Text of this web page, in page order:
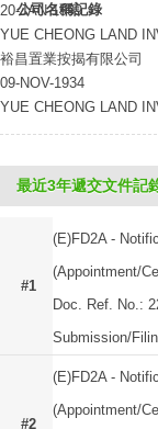
公司名稱記錄
20-JAN-1999
YUE CHEONG LAND
裕昌置業按揭有限公司
09-NOV-1934
YUE CHEONG LAND
最近3年遞交文件記
#1
(E)FD2A -
(Appointment/
Doc. Ref. No.:
Submission/
#2
(E)FD2A -
(Appointment/